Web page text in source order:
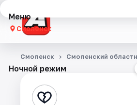
Меню
Смоленск
Концерты
Стендап
Ночной режим
Смоленск Смоленский